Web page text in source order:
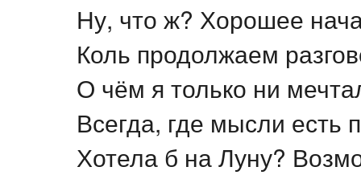
Ну, что ж? Хорошее
Коль продолжаем
О чём я только ни
Всегда, где мысли есть
Хотела б на Луну?